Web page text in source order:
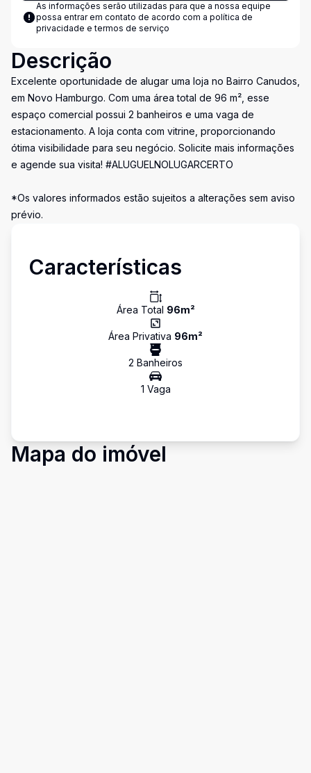
As informações serão utilizadas para que a nossa equipe
possa entrar em contato de acordo com a política de
privacidade e termos de serviço
Descrição
Excelente oportunidade de alugar uma loja no Bairro Canudos,
em Novo Hamburgo. Com uma área total de 96 m², esse
espaço comercial possui 2 banheiros e uma vaga de
estacionamento. A loja conta com vitrine, proporcionando
ótima visibilidade para seu negócio. Solicite mais informações
e agende sua visita! #ALUGUELNOLUGARCERTO
*Os valores informados estão sujeitos a alterações sem aviso
prévio.
Características
Área Total 96m²
Área Privativa 96m²
2 Banheiros
1 Vaga
Mapa do imóvel